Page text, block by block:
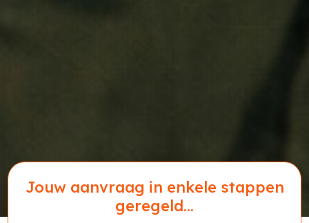
Jouw aanvraag in enkele stappen
geregeld...